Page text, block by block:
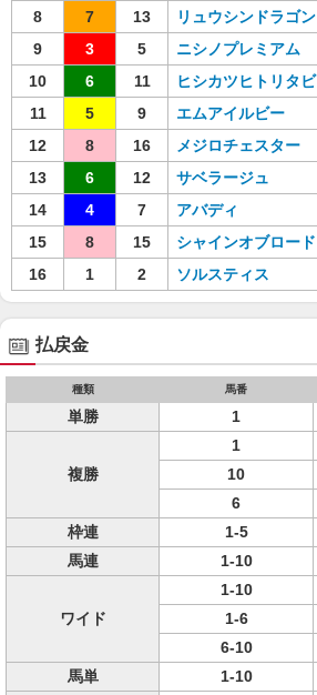
8
7 13 リュウシンドラゴン
9
3 5 ニシノプレミアム
10
6 11 ヒシカツヒトリタビ
11
5 9 エムアイルビー
12
8 16 メジロチェスター
13
6 12 サベラージュ
14
4 7 アバディ
15
8 15 シャインオブロード
16
1 2 ソルスティス
払戻金
種類 馬番
単勝 1
複勝
1
10
6
枠連
1-5
馬連
1-10
ワイド
1-10
1-6
6-10
馬単
1-10